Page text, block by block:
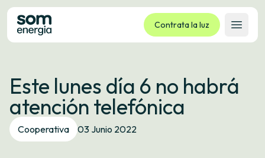
Contrata la luz
Abrir
Tarifas
Servicios
Empresas
La cooperativa
Este lunes día 6 no habrá
atención telefónica
Cooperativa 03 Junio 2022